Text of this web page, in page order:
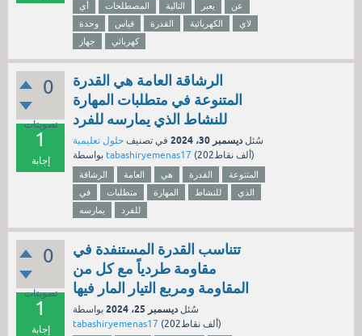
أي المصطلحات التالية يعبر
عن
وحدة
قياس القدرة الكهربائية
لاي
جهاز
كهربائي
0
تصويتات
1
إجابة
الرشاقة العامة هي القدرة
المتنوعة في متطلبات المهارة
للنشاط الذي يمارسه للفرد
سُئل ديسمبر 30، 2024 في تصنيف حلول تعليمية
tabashiryemenas17 ( 202ألف نقاط)
الرشاقة العامة هي القدرة
المتنوعة
في
متطلبات المهارة للنشاط
الذي
يمارسه
للفرد
0
تصويتات
1
إجابة
تتناسب القدرة المستنفدة في
مقاومة طردياً مع كل من
المقاومة ومربع التيار المار فيها
سُئل ديسمبر 25، 2024
بواسطة
tabashiryemenas17 ( 202ألف نقاط)